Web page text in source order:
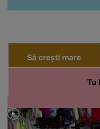
Să crești mare
Tu